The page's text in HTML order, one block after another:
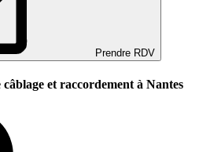
Prendre RDV
et raccordement à Nantes